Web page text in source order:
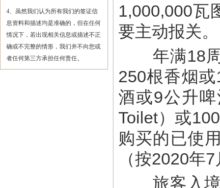
4、虽然我们认为所有我们的签证信
息资料和描述均是准确的，但在任何
情况下，若出现相关信息或描述不正
确或不完整的情形，我们并不向您或
者任何第三方承担任何责任。
1,000,000瓦
要主动报关。
年满18周
250根香烟
酒或9公升
Toilet）或
购买的已使
（按2020年
旅客入境